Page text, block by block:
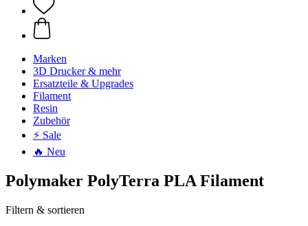
Marken
3D Drucker & mehr
Ersatzteile & Upgrades
Filament
Resin
Zubehör
⚡ Sale
🔥 Neu
Polymaker PolyTerra PLA Filament
Filtern & sortieren